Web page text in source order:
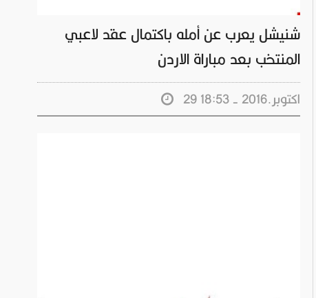
شنيشل يعرب عن أمله باكتمال عقد لاعبي
المنتخب بعد مباراة الاردن
29 اكتوبر.2016 - 18:53